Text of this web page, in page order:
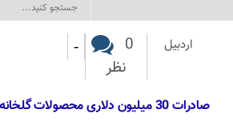
اردبیل
0
نظر
-
صادرات 30 میلیون دلاری محصولات گلخانه‌ای از اردبیل